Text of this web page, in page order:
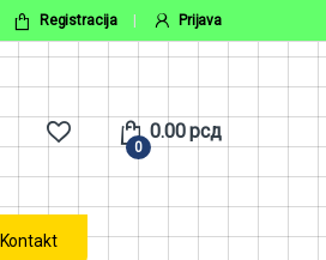
Registracija Prijava
0
0.00рсд
Kontakt